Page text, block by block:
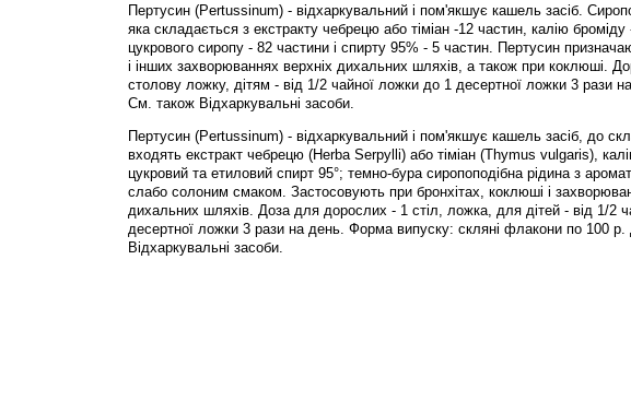
Пертусин (Pertussinum) - відхаркувальний і пом'якшує кашель засіб.
яка складається з екстракту чебрецю або тіміан -12 частин, калію броміду
цукрового сиропу - 82 частини і спирту 95% - 5 частин. Пертусин
і інших захворюваннях верхніх дихальних шляхів, а також при коклюші.
столову ложку, дітям - від 1/2 чайної ложки до 1 десертної ложки 3 рази
См. також Відхаркувальні засоби.
Пертусин (Pertussinum) - відхаркувальний і пом'якшує кашель засіб, до
входять екстракт чебрецю (Herba Serpylli) або тіміан (Thymus vulgaris),
цукровий та етиловий спирт 95°; темно-бура сиропоподібна рідина з
слабо солоним смаком. Застосовують при бронхітах, коклюші і
дихальних шляхів. Доза для дорослих - 1 стіл, ложка, для дітей - від 1/2
десертної ложки 3 рази на день. Форма випуску: скляні флакони по 100
Відхаркувальні засоби.